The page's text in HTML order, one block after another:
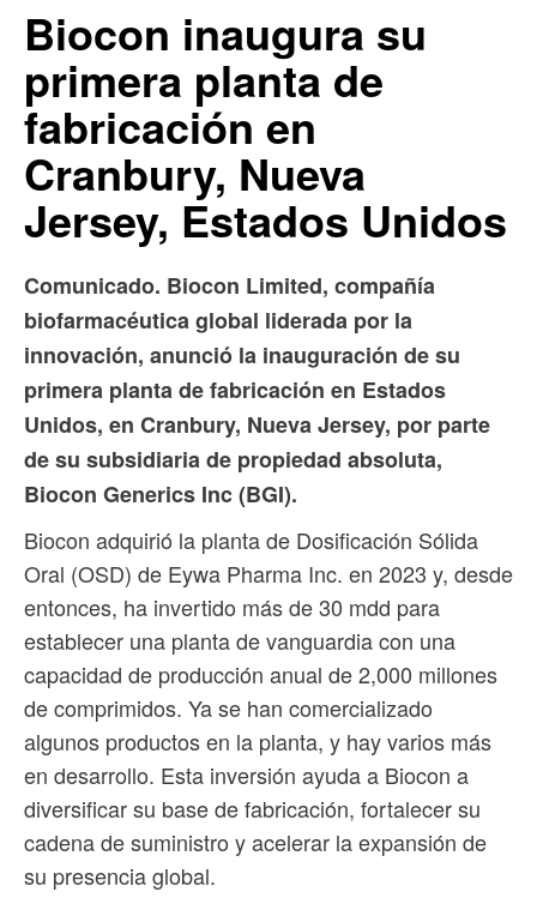
Biocon inaugura su
primera planta de
fabricación en
Cranbury, Nueva
Jersey, Estados Unidos
Comunicado. Biocon Limited, compañía
biofarmacéutica global liderada por la
innovación, anunció la inauguración de su
primera planta de fabricación en Estados
Unidos, en Cranbury, Nueva Jersey, por parte
de su subsidiaria de propiedad absoluta,
Biocon Generics Inc (BGI).
Biocon adquirió la planta de Dosificación Sólida
Oral (OSD) de Eywa Pharma Inc. en 2023 y, desde
entonces, ha invertido más de 30 mdd para
establecer una planta de vanguardia con una
capacidad de producción anual de 2,000 millones
de comprimidos. Ya se han comercializado
algunos productos en la planta, y hay varios más
en desarrollo. Esta inversión ayuda a Biocon a
diversificar su base de fabricación, fortalecer su
cadena de suministro y acelerar la expansión de
su presencia global.